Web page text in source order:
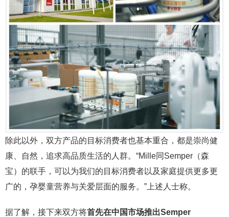
除此以外，双方产品的目标消费者也基本重合，都是崇尚健
康、自然，追求高品质生活的人群。“Mille同Semper（森
宝）的联手，可以为我们的目标消费者以及家庭提供更多更
广的，孕婴童营养与关爱层面的服务。”上述人士称。
据了解，接下来双方将首先在中国市场推出Semper